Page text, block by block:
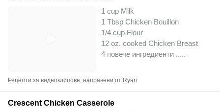
1 cup Milk
1 Tbsp Chicken Bouillon
1/4 cup Flour
12 oz. cooked Chicken Breast
4 повече ингредиенти .....
Рецепти за видеоклипове, направени от Ryan
Crescent Chicken Casserole